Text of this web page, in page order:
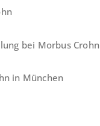
bei Morbus Crohn
in München